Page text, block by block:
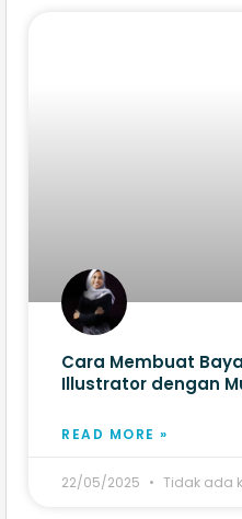
Cara Membuat
Illustrator​ dengan
READ MORE »
22/05/2025 Tidak ada